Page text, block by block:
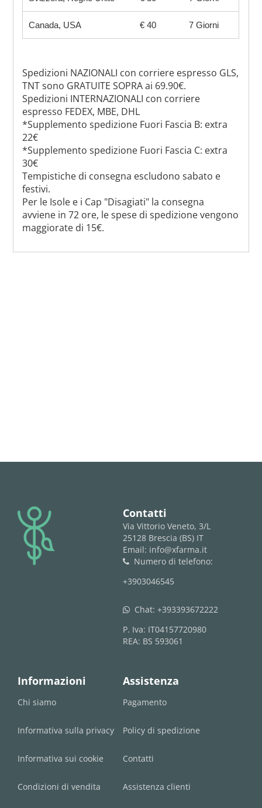
Canada, USA € 40 7 Giorni
Spedizioni NAZIONALI con corriere espresso GLS,
TNT sono GRATUITE SOPRA ai 69.90€.
Spedizioni INTERNAZIONALI con corriere
espresso FEDEX, MBE, DHL
*Supplemento spedizione Fuori Fascia B: extra
22€
*Supplemento spedizione Fuori Fascia C: extra
30€
Tempistiche di consegna escludono sabato e
festivi.
Per le Isole e i Cap "Disagiati" la consegna
avviene in 72 ore, le spese di spedizione vengono
maggiorate di 15€.
logo Contatti
Via Vittorio Veneto, 3/L
25128 Brescia (BS) IT
Email: info@xfarma.it
phone
Numero di telefono:
+3903046545
whatsapp Chat: +393393672222
P. Iva: IT04157720980
REA: BS 593061
Informazioni
Chi siamo
Informativa sulla privacy
Informativa sui cookie
Condizioni di vendita
Assistenza
Pagamento
Policy di spedizione
Contatti
Assistenza clienti